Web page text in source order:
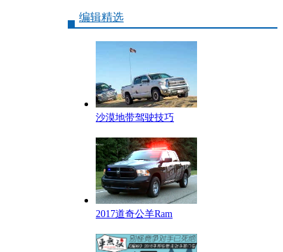
编辑精选
沙漠地带驾驶技巧
2017道奇公羊Ram